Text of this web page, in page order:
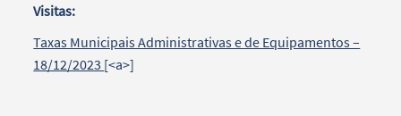
Visitas:
Taxas Municipais Administrativas e de Equipamentos –
18/12/2023 [<a>]